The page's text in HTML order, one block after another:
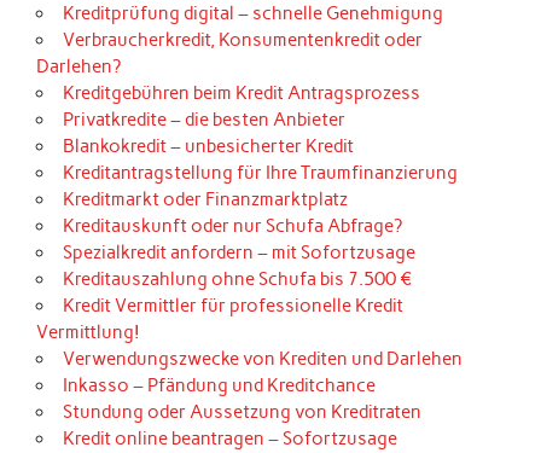
Kreditprüfung digital – schnelle Genehmigung
Verbraucherkredit, Konsumentenkredit oder
Darlehen?
Kreditgebühren beim Kredit Antragsprozess
Privatkredite – die besten Anbieter
Blankokredit – unbesicherter Kredit
Kreditantragstellung für Ihre Traumfinanzierung
Kreditmarkt oder Finanzmarktplatz
Kreditauskunft oder nur Schufa Abfrage?
Spezialkredit anfordern – mit Sofortzusage
Kreditauszahlung ohne Schufa bis 7.500 €
Kredit Vermittler für professionelle Kredit
Vermittlung!
Verwendungszwecke von Krediten und Darlehen
Inkasso – Pfändung und Kreditchance
Stundung oder Aussetzung von Kreditraten
Kredit online beantragen – Sofortzusage